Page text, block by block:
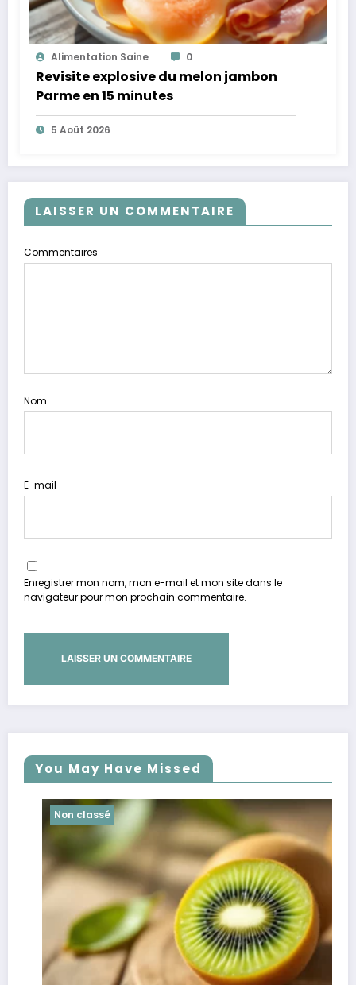
Alimentation Saine 0
Revisite explosive du melon jambon
Parme en 15 minutes
5 Août 2026
LAISSER UN COMMENTAIRE
Commentaires
Nom
E-mail
Enregistrer mon nom, mon e-mail et mon site dans le
navigateur pour mon prochain commentaire.
You May Have Missed
Non classé